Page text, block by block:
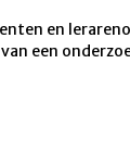
en
een